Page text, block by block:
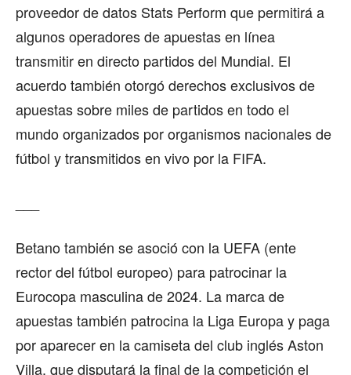
proveedor de datos Stats Perform que permitirá a
algunos operadores de apuestas en línea
transmitir en directo partidos del Mundial. El
acuerdo también otorgó derechos exclusivos de
apuestas sobre miles de partidos en todo el
mundo organizados por organismos nacionales de
fútbol y transmitidos en vivo por la FIFA.
Betano también se asoció con la UEFA (ente
rector del fútbol europeo) para patrocinar la
Eurocopa masculina de 2024. La marca de
apuestas también patrocina la Liga Europa y paga
por aparecer en la camiseta del club inglés Aston
Villa, que disputará la final de la competición el